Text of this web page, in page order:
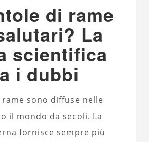
di rame
La
scientifica
i dubbi
sono diffuse nelle
il mondo da secoli. La
fornisce sempre più